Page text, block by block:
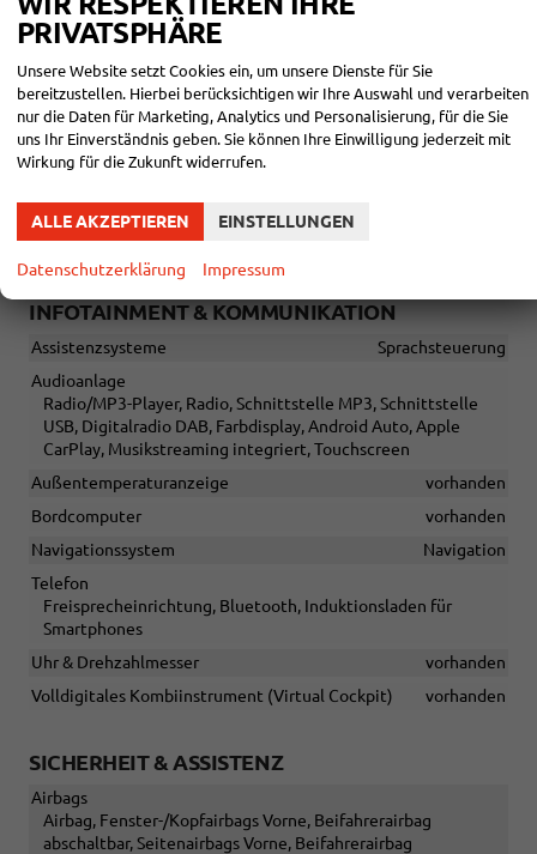
Laderaumabdeckung
höhenverstellbar, mit Multifunktionen, mit Lenkradheizung
Sitze
Komfortsitze, Isofix (Kindersitzbefestigung), Sitzheizung,
Sitzheizung hinten
Sitze: Verstellbarkeit
Höhenverstellbarer Fahrer- und Beifahrersitz
INFOTAINMENT & KOMMUNIKATION
Assistenzsysteme
Sprachsteuerung
Audioanlage
Radio/MP3-Player, Radio, Schnittstelle MP3, Schnittstelle
USB, Digitalradio DAB, Farbdisplay, Android Auto, Apple
CarPlay, Musikstreaming integriert, Touchscreen
Außentemperaturanzeige
vorhanden
Bordcomputer
vorhanden
Navigationssystem
Navigation
Telefon
Freisprecheinrichtung, Bluetooth, Induktionsladen für
Smartphones
Uhr & Drehzahlmesser
vorhanden
Volldigitales Kombiinstrument (Virtual Cockpit)
vorhanden
SICHERHEIT & ASSISTENZ
Airbags
Airbag, Fenster-/Kopfairbags Vorne, Beifahrerairbag
abschaltbar, Seitenairbags Vorne, Beifahrerairbag
PRIVATSPHÄRE
Unsere Website setzt Cookies ein, um unsere Dienste für Sie
bereitzustellen. Hierbei berücksichtigen wir Ihre Auswahl und verarbeiten
nur die Daten für Marketing, Analytics und Personalisierung, für die Sie
uns Ihr Einverständnis geben. Sie können Ihre Einwilligung jederzeit mit
Wirkung für die Zukunft widerrufen.
ALLE AKZEPTIEREN EINSTELLUNGEN
Datenschutzerklärung Impressum